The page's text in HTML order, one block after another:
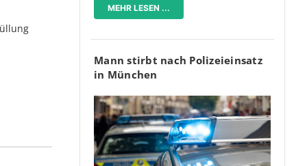
MEHR LESEN ...
Mann stirbt nach Polizeieinsatz
in München